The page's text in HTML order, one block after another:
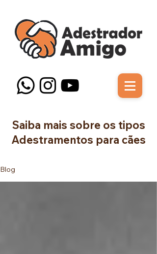
Saiba mais sobre os tipos
Adestramentos para cães
Blog